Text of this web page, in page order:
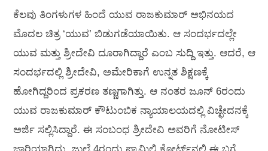
ಕೆಲವು ತಿಂಗಳುಗಳ ಹಿಂದೆ ಯುವ ರಾಜಕುಮಾರ್‍ ಅಭಿನಯದ
ಮೊದಲ ಚಿತ್ರ ‘ಯುವ’ ಬಿಡುಗಡೆಯಾಯಿತು. ಆ ಸಂದರ್ಭದಲ್ಲೇ
ಯುವ ಮತ್ತು ಶ್ರೀದೇವಿ ದೂರಾಗಿದ್ದಾರೆ ಎಂಬ ಸುದ್ದಿ ಇತ್ತು. ಆದರೆ, ಆ
ಸಂದರ್ಭದಲ್ಲಿ ಶ್ರೀದೇವಿ, ಅಮೇರಿಕಾಗೆ ಉನ್ನತ ಶಿಕ್ಷಣಕ್ಕೆ
ಹೋಗಿದ್ದರಿಂದ ಪ್ರಕರಣ ತಣ್ಣಗಾಗಿತ್ತು. ಆ ನಂತರ ಜೂನ್‍ 6ರಂದು
ಯುವ ರಾಜಕುಮಾರ್‍ ಕೌಟುಂಬಿಕ ನ್ಯಾಯಾಲಯದಲ್ಲಿ ವಿಚ್ಛೇದನಕ್ಕೆ
ಅರ್ಜಿ ಸಲ್ಲಿಸಿದ್ದಾರೆ. ಈ ಸಂಬಂಧ ಶ್ರೀದೇವಿ ಅವರಿಗೆ ನೋಟೀಸ್‍
ಜಾರಿಯಾಗಿದ್ದು, ಜುಲೈ 4ರಂದು ಫ್ಯಾಮಿಲಿ ಕೋರ್ಟ್‍ನಲ್ಲಿ ಈ ಬಗ್ಗೆ